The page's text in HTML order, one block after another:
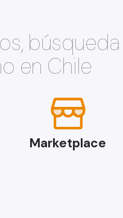
en Chile
Marketplace